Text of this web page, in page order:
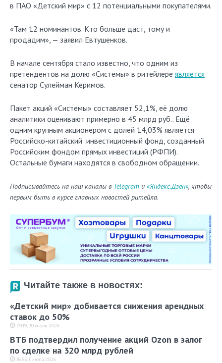
в ПАО «Детский мир» с 12 потенциальными покупателями.
«Там 12 номинантов. Кто больше даст, тому и
продадим», — заявил Евтушенков.
В начале сентября стало известно, что одним из
претендентов на долю «Системы» в ритейлере является
сенатор Сулейман Керимов.
Пакет акций «Системы» составляет 52,1%, её долю
аналитики оценивают примерно в 45 млрд руб.. Ещё
одним крупным акционером с долей 14,03% является
Российско-китайский инвестиционный фонд, созданный
Российским фондом прямых инвестиций (РФПИ).
Остальные бумаги находятся в свободном обращении.
Подписывайтесь на наш каналы в Telegram и «Яндекс.Дзен», чтобы
первым быть в курсе главных новостей ритейла.
Читайте также в новостях:
«Детский мир» добивается снижения арендных
ставок до 50%
09:19, 30 июля 2026
ВТБ подтвердил получение акций Ozon в залог
по сделке на 320 млрд рублей
16:55, 1 июля 2026